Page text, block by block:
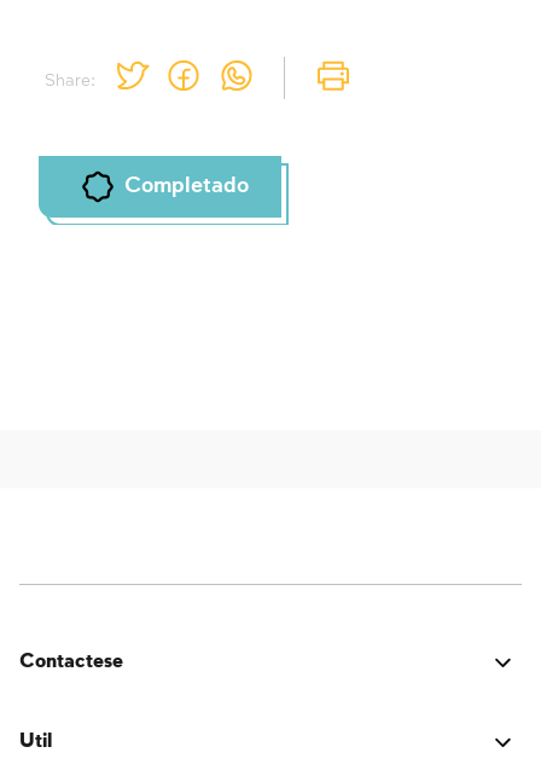
Share:
Completado
Contactese
una idea para mejorar? ¡Nos encantaría saber de ti!
Util